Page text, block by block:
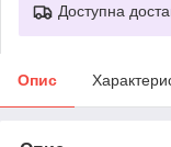
Доступна
Опис